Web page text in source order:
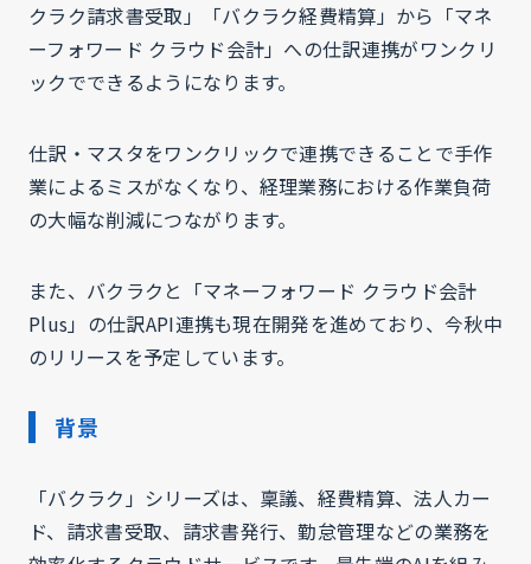
クラク請求書受取」「バクラク経費精算」から「マネ
ーフォワード クラウド会計」への仕訳連携がワンクリ
ックでできるようになります。
仕訳・マスタをワンクリックで連携できることで手作
業によるミスがなくなり、経理業務における作業負荷
の大幅な削減につながります。
また、バクラクと「マネーフォワード クラウド会計
Plus」の仕訳API連携も現在開発を進めており、今秋中
のリリースを予定しています。
背景
「バクラク」シリーズは、稟議、経費精算、法人カー
ド、請求書受取、請求書発行、勤怠管理などの業務を